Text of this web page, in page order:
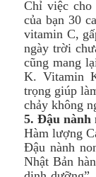
Chỉ việc cho
của bạn 30
vitamin C,
ngày trời
cũng mang
K. Vitamin
trọng giúp
chảy không
5. Đậu nành
Hàm lượng
Đậu nành
Nhật Bản